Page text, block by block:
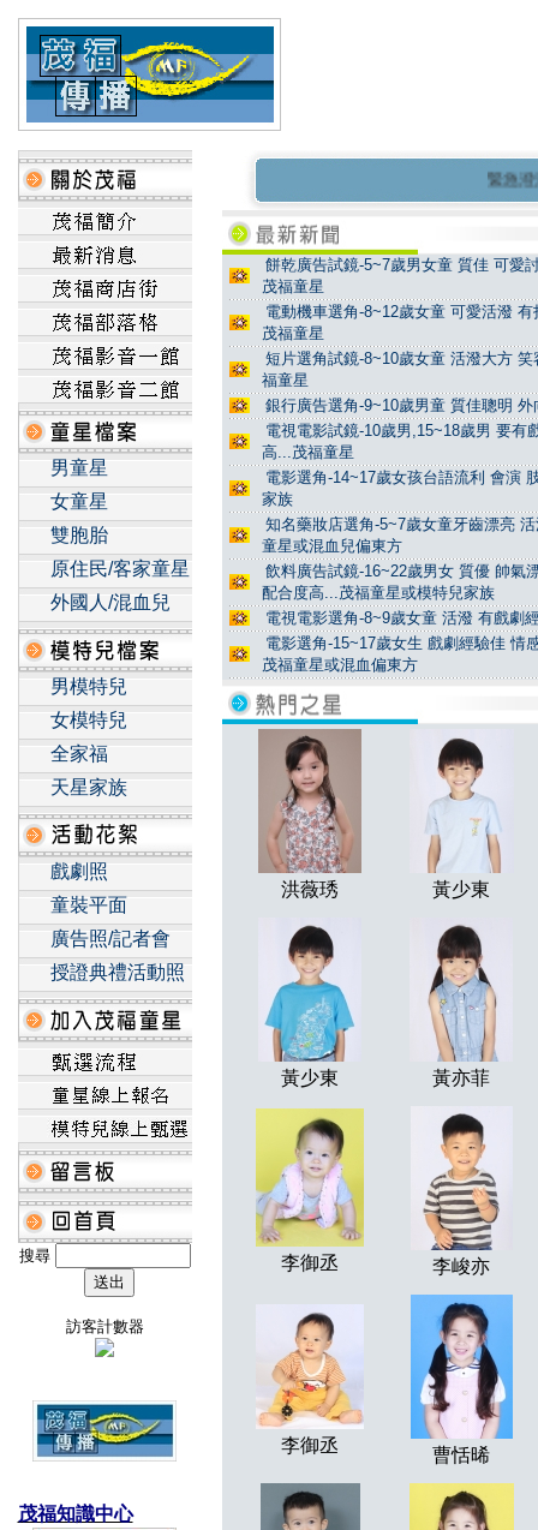
男童星
女童星
雙胞胎
原住民/客家童星
外國人/混血兒
男模特兒
女模特兒
全家福
天星家族
戲劇照
童裝平面
廣告照/記者會
授證典禮活動照
搜尋
訪客計數器
茂福知識中心
緊急澄清
餅乾廣告試鏡-5~7歲男女童 質佳 可愛
茂福童星
電動機車選角-8~12歲女童 可愛活潑
茂福童星
短片選角試鏡-8~10歲女童 活潑大方
福童星
銀行廣告選角-9~10歲男童 質佳聰明
電視電影試鏡-10歲男,15~18歲男 要
高...茂福童星
電影選角-14~17歲女孩台語流利 會演
家族
知名藥妝店選角-5~7歲女童牙齒漂亮
童星或混血兒偏東方
飲料廣告試鏡-16~22歲男女 質優 帥氣
配合度高...茂福童星或模特兒家族
電視電影選角-8~9歲女童 活潑 有戲劇
電影選角-15~17歲女生 戲劇經驗佳 情
茂福童星或混血偏東方
洪薇琇 黃少東
黃少東 黃亦菲
李御丞 李峻亦
李御丞 曹恬晞